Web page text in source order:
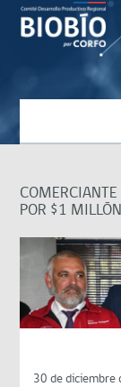
POR $1
30 de diciembre